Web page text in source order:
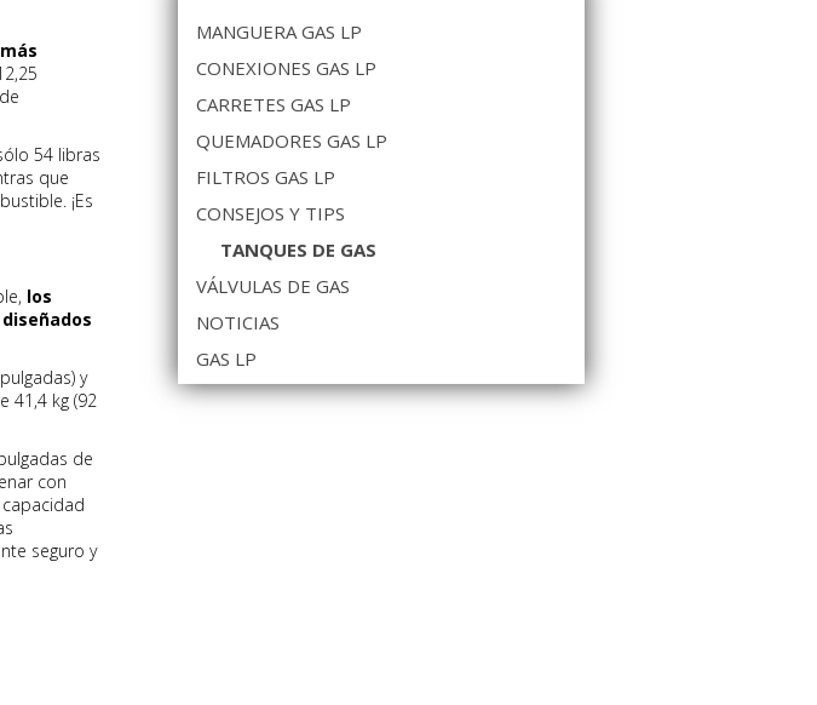
54 libras
que
¡Es
los
y
41,4 kg (92
de
con
seguro y
MANGUERA GAS LP
CONEXIONES GAS LP
CARRETES GAS LP
QUEMADORES GAS LP
FILTROS GAS LP
CONSEJOS Y TIPS
TANQUES DE GAS
VÁLVULAS DE GAS
NOTICIAS
GAS LP